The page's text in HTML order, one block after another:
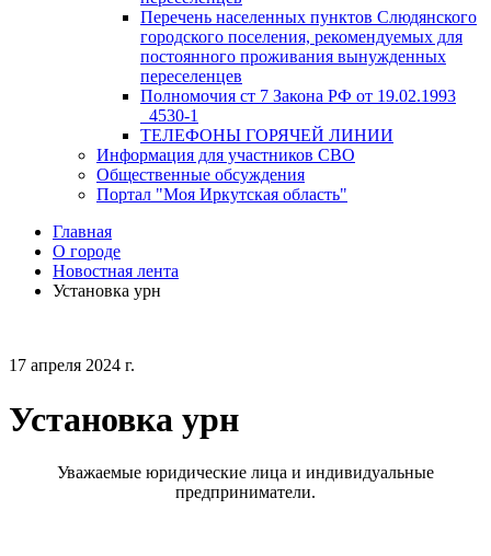
Перечень населенных пунктов Слюдянского
городского поселения, рекомендуемых для
постоянного проживания вынужденных
переселенцев
Полномочия ст 7 Закона РФ от 19.02.1993
_4530-1
ТЕЛЕФОНЫ ГОРЯЧЕЙ ЛИНИИ
Информация для участников СВО
Общественные обсуждения
Портал "Моя Иркутская область"
Главная
О городе
Новостная лента
Установка урн
17 апреля 2024 г.
Установка урн
Уважаемые юридические лица и индивидуальные
предприниматели.